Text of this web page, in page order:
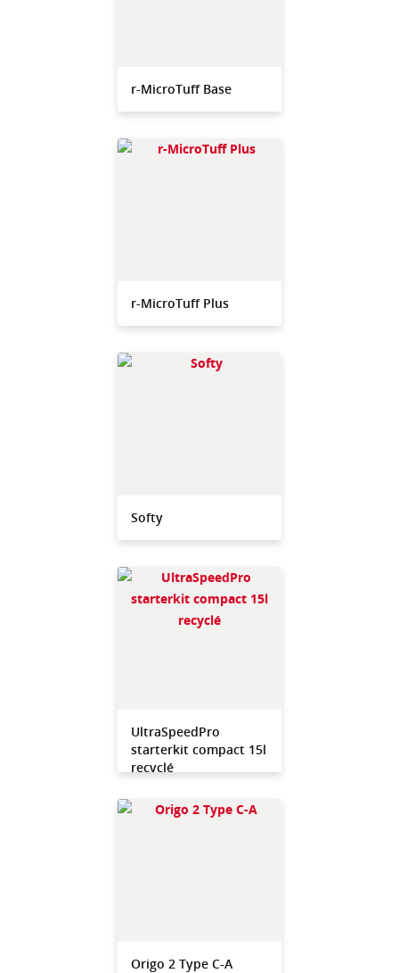
r-MicroTuff Base
r-MicroTuff Plus
Softy
UltraSpeedPro
starterkit compact 15l
recyclé
Origo 2 Type C-A